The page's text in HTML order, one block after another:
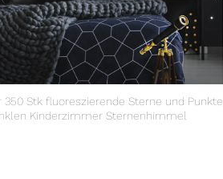
350 Stk fluoreszierende Sterne und Punkte
Kinderzimmer Sternenhimmel